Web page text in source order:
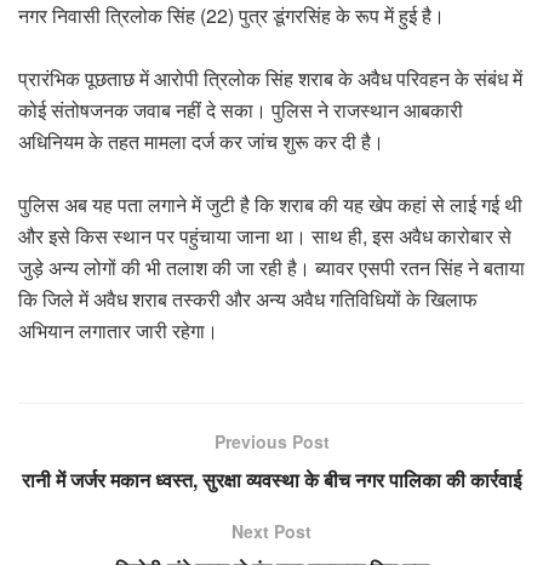
नगर निवासी त्रिलोक सिंह (22) पुत्र डूंगरसिंह के रूप में हुई है।
प्रारंभिक पूछताछ में आरोपी त्रिलोक सिंह शराब के अवैध परिवहन के संबंध में
कोई संतोषजनक जवाब नहीं दे सका। पुलिस ने राजस्थान आबकारी
अधिनियम के तहत मामला दर्ज कर जांच शुरू कर दी है।
पुलिस अब यह पता लगाने में जुटी है कि शराब की यह खेप कहां से लाई गई थी
और इसे किस स्थान पर पहुंचाया जाना था। साथ ही, इस अवैध कारोबार से
जुड़े अन्य लोगों की भी तलाश की जा रही है। ब्यावर एसपी रतन सिंह ने बताया
कि जिले में अवैध शराब तस्करी और अन्य अवैध गतिविधियों के खिलाफ
अभियान लगातार जारी रहेगा।
Previous Post
रानी में जर्जर मकान ध्वस्त, सुरक्षा व्यवस्था के बीच नगर पालिका की कार्रवाई
Next Post